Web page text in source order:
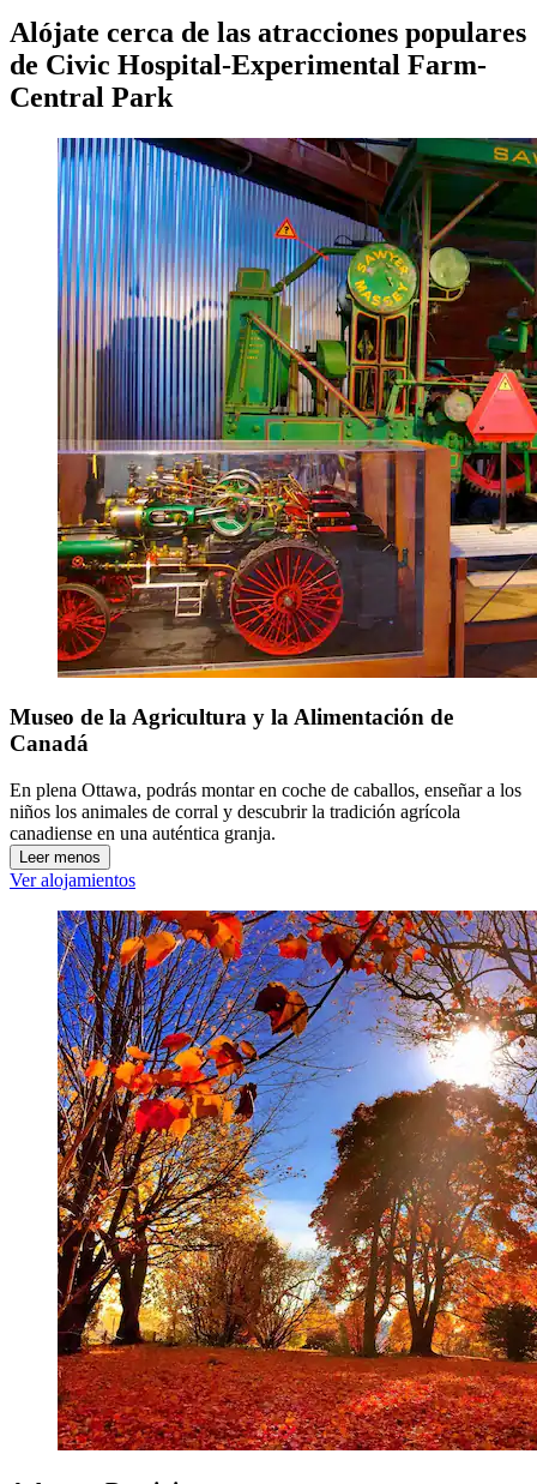
Alójate cerca de las atracciones populares
de Civic Hospital-Experimental Farm-
Central Park
Museo de la Agricultura y la Alimentación de
Canadá
En plena Ottawa, podrás montar en coche de caballos, enseñar a los
niños los animales de corral y descubrir la tradición agrícola
canadiense en una auténtica granja.
Leer menos
Ver alojamientos